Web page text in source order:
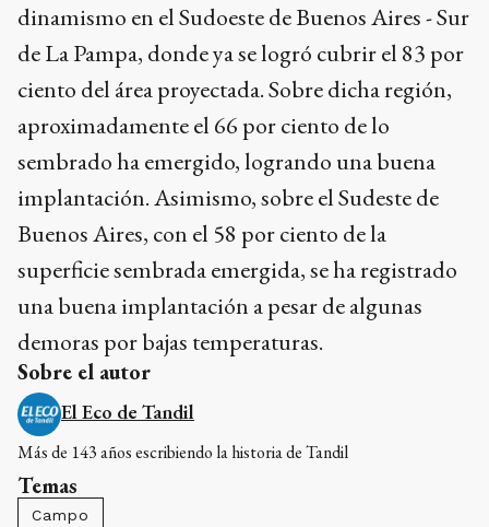
dinamismo en el Sudoeste de Buenos Aires - Sur
de La Pampa, donde ya se logró cubrir el 83 por
ciento del área proyectada. Sobre dicha región,
aproximadamente el 66 por ciento de lo
sembrado ha emergido, logrando una buena
implantación. Asimismo, sobre el Sudeste de
Buenos Aires, con el 58 por ciento de la
superficie sembrada emergida, se ha registrado
una buena implantación a pesar de algunas
demoras por bajas temperaturas.
Sobre el autor
El Eco de Tandil
Más de 143 años escribiendo la historia de Tandil
Temas
Campo